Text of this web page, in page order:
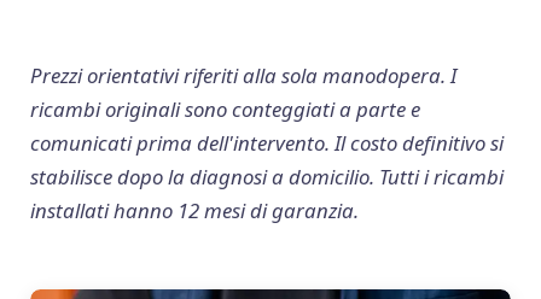
Prezzi orientativi riferiti alla sola manodopera. I
ricambi originali sono conteggiati a parte e
comunicati prima dell'intervento. Il costo definitivo si
stabilisce dopo la diagnosi a domicilio. Tutti i ricambi
installati hanno 12 mesi di garanzia.